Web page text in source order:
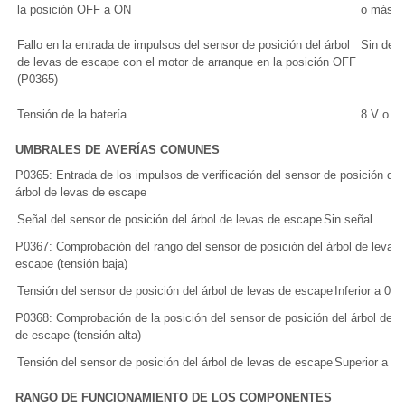
la posición OFF a ON
o más
Fallo en la entrada de impulsos del sensor de posición del árbol
de levas de escape con el motor de arranque en la posición OFF
(P0365)
Sin
Tensión de la batería 8 V o
UMBRALES DE AVERÍAS COMUNES
P0365: Entrada de los impulsos de verificación del sensor de posición del
árbol de levas de escape
Señal del sensor de posición del árbol de levas de escapeSin señal
P0367: Comprobación del rango del sensor de posición del árbol de levas
escape (tensión baja)
Tensión del sensor de posición del árbol de levas de escape Inferior a 0.3
P0368: Comprobación de la posición del sensor de posición del árbol de
de escape (tensión alta)
Tensión del sensor de posición del árbol de levas de escapeSuperior a
RANGO DE FUNCIONAMIENTO DE LOS COMPONENTES